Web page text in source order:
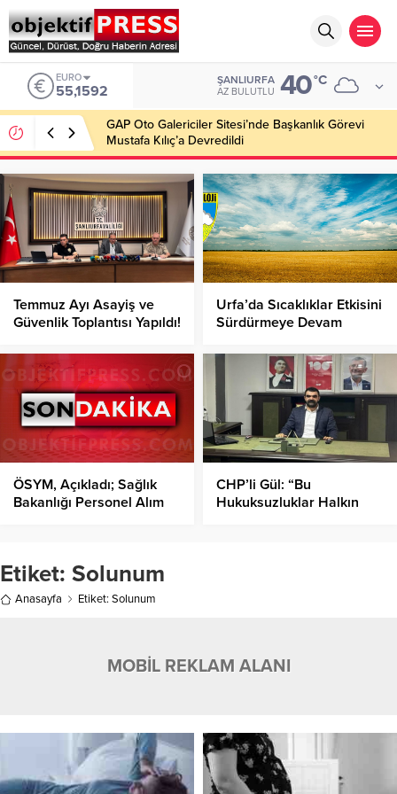
EURO
55,1592
ŞANLIURFA
AZ BULUTLU 40°C
GAP Oto Galericiler Sitesi’nde Başkanlık Görevi
Mustafa Kılıç’a Devredildi
Temmuz Ayı Asayiş ve
Güvenlik Toplantısı Yapıldı!
Urfa’da Sıcaklıklar Etkisini
Sürdürmeye Devam
ÖSYM, Açıkladı; Sağlık
Bakanlığı Personel Alım
CHP’li Gül: “Bu
Hukuksuzluklar Halkın
Etiket: Solunum
Anasayfa Etiket: Solunum
MOBİL REKLAM ALANI